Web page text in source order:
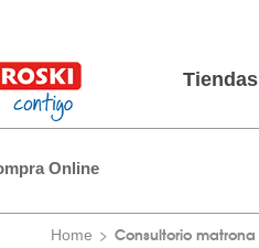
Tiendas
Online
Home Consultorio matrona